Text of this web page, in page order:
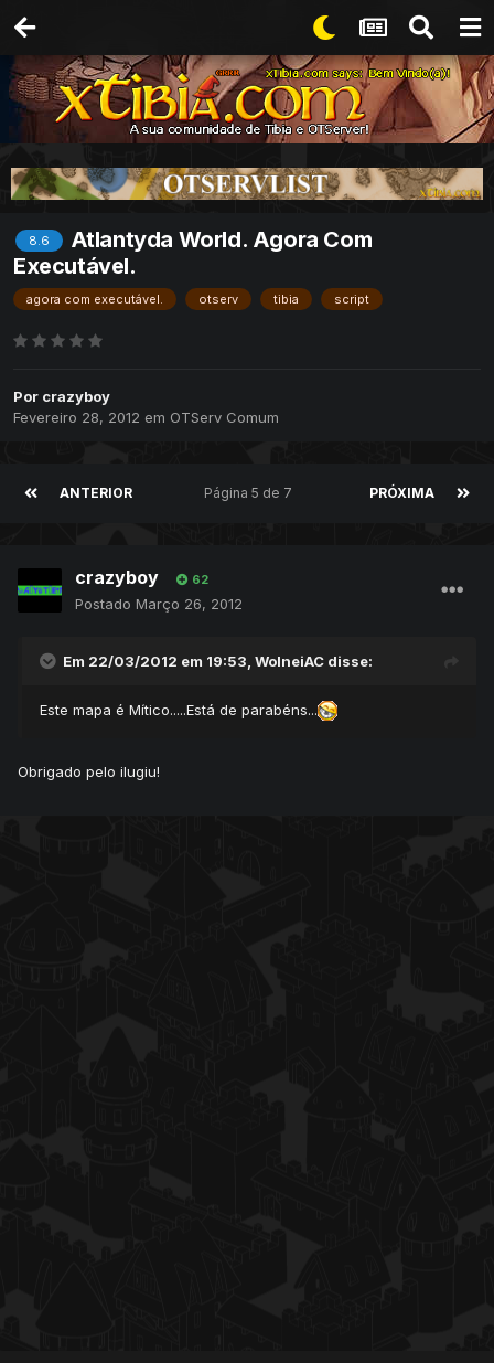
8.6
Atlantyda World. Agora Com
Executável.
agora com executável. otserv tibia script
Por crazyboy
Fevereiro 28, 2012 em OTServ Comum
ANTERIOR PRÓXIMA
Página 5 de 7
crazyboy 62
Postado Março 26, 2012
Em 22/03/2012 em 19:53, WolneiAC disse:
Este mapa é Mítico.....Está de parabéns...
Obrigado pelo ilugiu!